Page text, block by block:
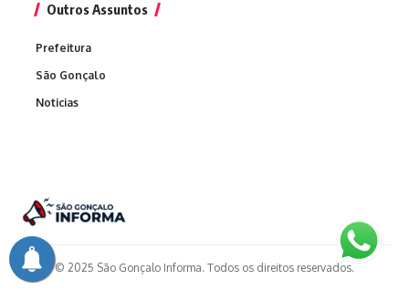
Outros Assuntos
Prefeitura
São Gonçalo
Noticias
© 2025 São Gonçalo Informa. Todos os direitos reservados.